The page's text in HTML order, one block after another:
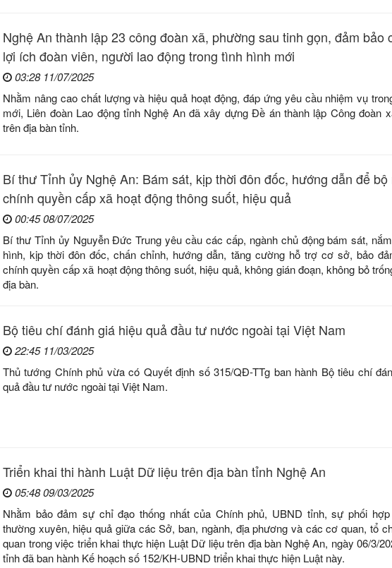
Nghệ An thành lập 23 công đoàn xã, phường sau tinh gọn, đảm bảo
lợi ích đoàn viên, người lao động trong tình hình mới
03:28 11/07/2025
Nhằm nâng cao chất lượng và hiệu quả hoạt động, đáp ứng yêu cầu nhiệm vụ
mới, Liên đoàn Lao động tỉnh Nghệ An đã xây dựng Đề án thành lập Công đoàn
trên địa bàn tỉnh.
Bí thư Tỉnh ủy Nghệ An: Bám sát, kịp thời đôn đốc, hướng dẫn để bộ
chính quyền cấp xã hoạt động thông suốt, hiệu quả
00:45 08/07/2025
Bí thư Tỉnh ủy Nguyễn Đức Trung yêu cầu các cấp, ngành chủ động bám sát,
hình, kịp thời đôn đốc, chấn chỉnh, hướng dẫn, tăng cường hỗ trợ cơ sở, bảo
chính quyền cấp xã hoạt động thông suốt, hiệu quả, không gián đoạn, không bỏ
địa bàn.
Bộ tiêu chí đánh giá hiệu quả đầu tư nước ngoài tại Việt Nam
22:45 11/03/2025
Thủ tướng Chính phủ vừa có Quyết định số 315/QĐ-TTg ban hành Bộ tiêu chí
quả đầu tư nước ngoài tại Việt Nam.
Triển khai thi hành Luật Dữ liệu trên địa bàn tỉnh Nghệ An
05:48 09/03/2025
Nhằm bảo đảm sự chỉ đạo thống nhất của Chính phủ, UBND tỉnh, sự phối
thường xuyên, hiệu quả giữa các Sở, ban, ngành, địa phương và các cơ quan, tổ
quan trong việc triển khai thực hiện Luật Dữ liệu trên địa bàn Nghệ An, ngày 06/3/
tỉnh đã ban hành Kế hoạch số 152/KH-UBND triển khai thực hiện Luật này.